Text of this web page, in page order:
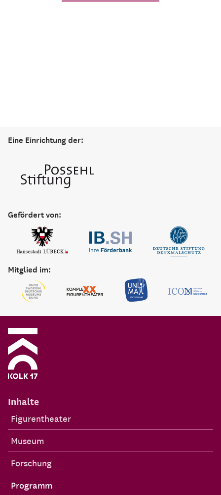
Eine Einrichtung der:
Gefördert von:
Mitglied im:
Inhalte
Figurentheater
Museum
Forschung
Programm